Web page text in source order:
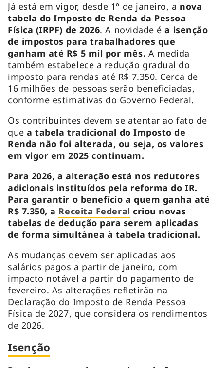
Já está em vigor, desde 1º de janeiro, a nova
tabela do Imposto de Renda da Pessoa
Física (IRPF) de 2026. A novidade éa isenção
de impostos para trabalhadores que
ganham até R$ 5 mil por mês. A medida
também estabelece a redução gradual do
imposto para rendas até R$ 7.350. Cerca de
16 milhões de pessoas serão beneficiadas,
conforme estimativas do Governo Federal.
Os contribuintes devem se atentar ao fato de
quea tabela tradicional do Imposto de
Renda não foi alterada, ou seja, os valores
em vigor em 2025 continuam.
Para 2026, a alteração está nos redutores
adicionais instituídos pela reforma do IR.
Para garantir o benefício a quem ganha até
R$ 7.350, a Receita Federal criou novas
tabelas de dedução para serem aplicadas
de forma simultânea à tabela tradicional.
As mudanças devem ser aplicadas aos
salários pagos a partir de janeiro, com
impacto notável a partir do pagamento de
fevereiro. As alterações refletirão na
Declaração do Imposto de Renda Pessoa
Física de 2027, que considera os rendimentos
de 2026.
Isenção